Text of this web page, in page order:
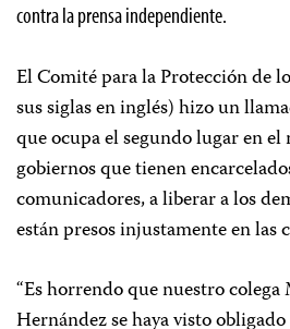
contra la prensa independiente.
El Comité para la Protección de
sus siglas en inglés) hizo un
que ocupa el segundo lugar en
gobiernos que tienen
comunicadores, a liberar a los
están presos injustamente en las
“Es horrendo que nuestro
Hernández se haya visto